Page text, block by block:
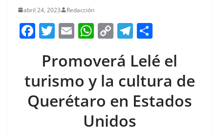
abril 24, 2023 Redacción
F
e
b
o
T
itt
er
E
ai
l
W
at
s
A
p
p
C
p
y
Li
n
k
T
e
gr
a
m
ar
e
Promoverá Lelé el
turismo y la cultura de
Querétaro en Estados
Unidos